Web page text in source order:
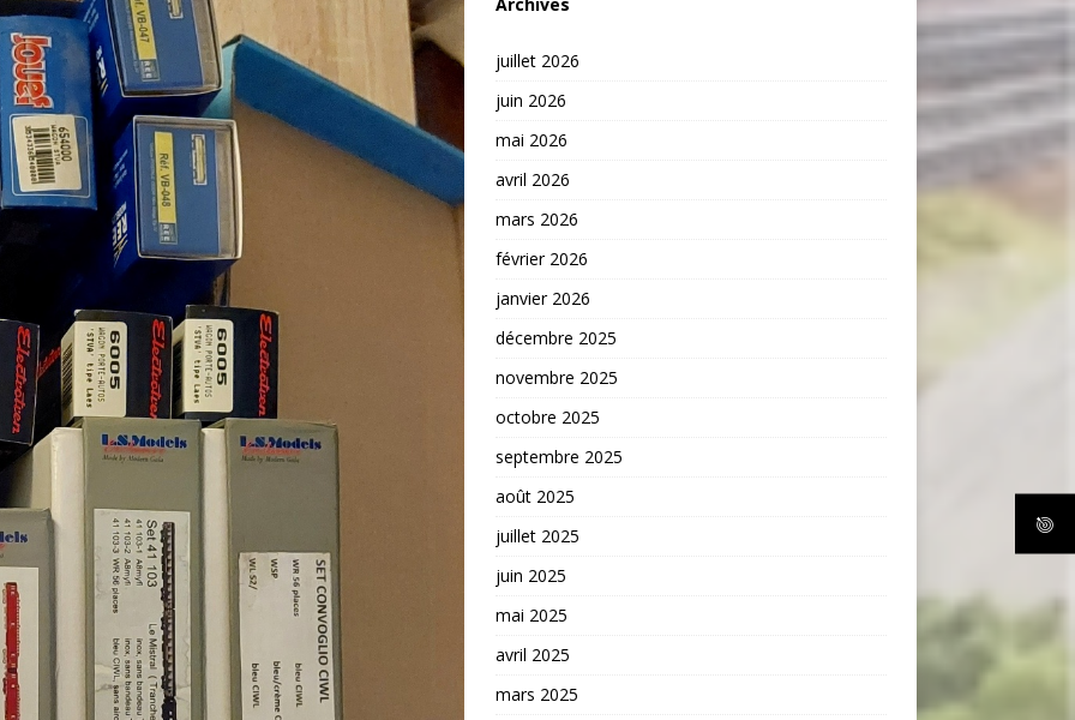
juillet 2026
juin 2026
mai 2026
avril 2026
mars 2026
février 2026
janvier 2026
décembre 2025
novembre 2025
octobre 2025
septembre 2025
août 2025
juillet 2025
juin 2025
mai 2025
avril 2025
mars 2025